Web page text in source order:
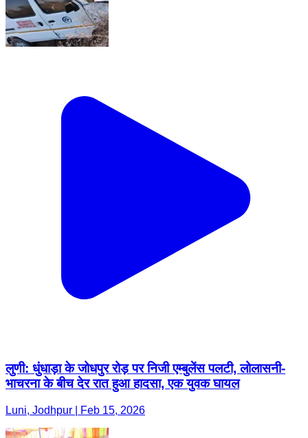
लुणी: धुंधाड़ा के जोधपुर रोड़ पर निजी एम्बुलेंस पलटी, लोलासनी-
भाचरना के बीच देर रात हुआ हादसा, एक युवक घायल
Luni, Jodhpur | Feb 15, 2026